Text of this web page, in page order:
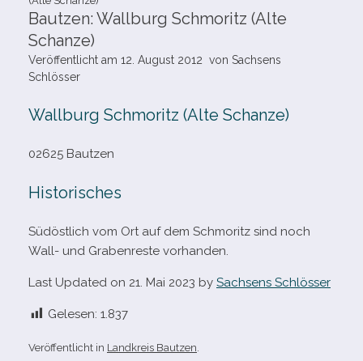
Bautzen: Wallburg Schmoritz (Alte
Schanze)
Veröffentlicht am 12. August 2012 von Sachsens
Schlösser
Wallburg Schmoritz (Alte Schanze)
02625 Bautzen
Historisches
Südöstlich vom Ort auf dem Schmoritz sind noch
Wall- und Grabenreste vorhanden.
Last Updated on 21. Mai 2023 by Sachsens Schlösser
Gelesen: 1.837
Veröffentlicht in Landkreis Bautzen